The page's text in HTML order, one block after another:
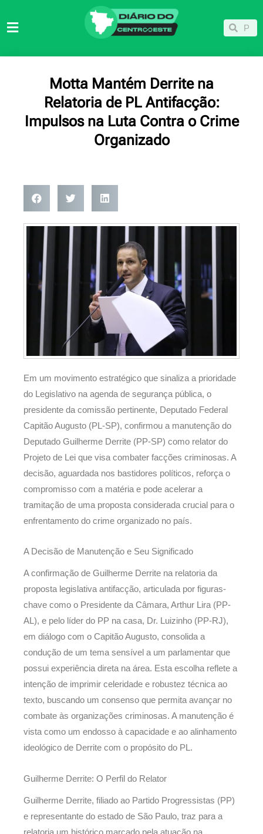
para
Pesquisar
Motta Mantém Derrite na
Relatoria de PL Antifacção:
Impulsos na Luta Contra o Crime
Organizado
Em um movimento estratégico que sinaliza a prioridade
do Legislativo na agenda de segurança pública, o
presidente da comissão pertinente, Deputado Federal
Capitão Augusto (PL-SP), confirmou a manutenção do
Deputado Guilherme Derrite (PP-SP) como relator do
Projeto de Lei que visa combater facções criminosas. A
decisão, aguardada nos bastidores políticos, reforça o
compromisso com a matéria e pode acelerar a
tramitação de uma proposta considerada crucial para o
enfrentamento do crime organizado no país.
A Decisão de Manutenção e Seu Significado
A confirmação de Guilherme Derrite na relatoria da
proposta legislativa antifacção, articulada por figuras-
chave como o Presidente da Câmara, Arthur Lira (PP-
AL), e pelo líder do PP na casa, Dr. Luizinho (PP-RJ),
em diálogo com o Capitão Augusto, consolida a
condução de um tema sensível a um parlamentar que
possui experiência direta na área. Esta escolha reflete a
intenção de imprimir celeridade e robustez técnica ao
texto, buscando um consenso que permita avançar no
combate às organizações criminosas. A manutenção é
vista como um endosso à capacidade e ao alinhamento
ideológico de Derrite com o propósito do PL.
Guilherme Derrite: O Perfil do Relator
Guilherme Derrite, filiado ao Partido Progressistas (PP)
e representante do estado de São Paulo, traz para a